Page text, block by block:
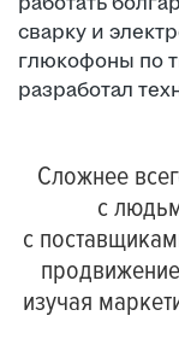
сварку и
глюкофоны по
разработал
Сложнее
с
с
изучая